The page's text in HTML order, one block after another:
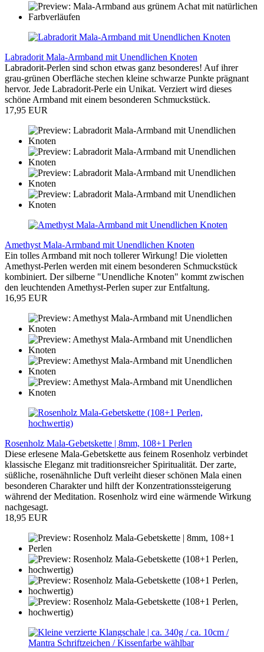
Labradorit Mala-Armband mit Unendlichen Knoten
Labradorit-Perlen sind schon etwas ganz besonderes! Auf ihrer
grau-grünen Oberfläche stechen kleine schwarze Punkte prägnant
hervor. Jede Labradorit-Perle ein Unikat. Verziert wird dieses
schöne Armband mit einem besonderen Schmuckstück.
17,95 EUR
Amethyst Mala-Armband mit Unendlichen Knoten
Ein tolles Armband mit noch tollerer Wirkung! Die violetten
Amethyst-Perlen werden mit einem besonderen Schmuckstück
kombiniert. Der silberne "Unendliche Knoten" kommt zwischen
den leuchtenden Amethyst-Perlen super zur Entfaltung.
16,95 EUR
Rosenholz Mala-Gebetskette | 8mm, 108+1 Perlen
Diese erlesene Mala-Gebetskette aus feinem Rosenholz verbindet
klassische Eleganz mit traditionsreicher Spiritualität. Der zarte,
süßliche, rosenähnliche Duft verleiht dieser schönen Mala einen
besonderen Charakter und hilft der Konzentrationssteigerung
während der Meditation. Rosenholz wird eine wärmende Wirkung
nachgesagt.
18,95 EUR